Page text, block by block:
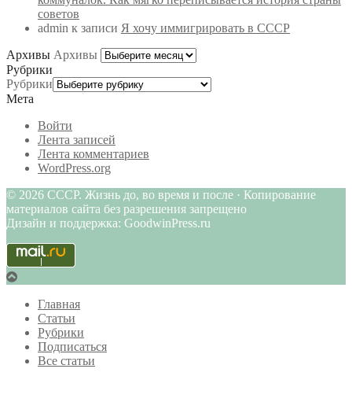
советов
admin к записи Я хочу иммигрировать в СССР
Архивы Архивы
Рубрики
Рубрики
Мета
Войти
Лента записей
Лента комментариев
WordPress.org
© 2026 СССР. Жизнь до, во время и после · Копирование
материалов сайта без разрешения запрещено
Дизайн и поддержка: GoodwinPress.ru
Главная
Статьи
Рубрики
Подписаться
Все статьи